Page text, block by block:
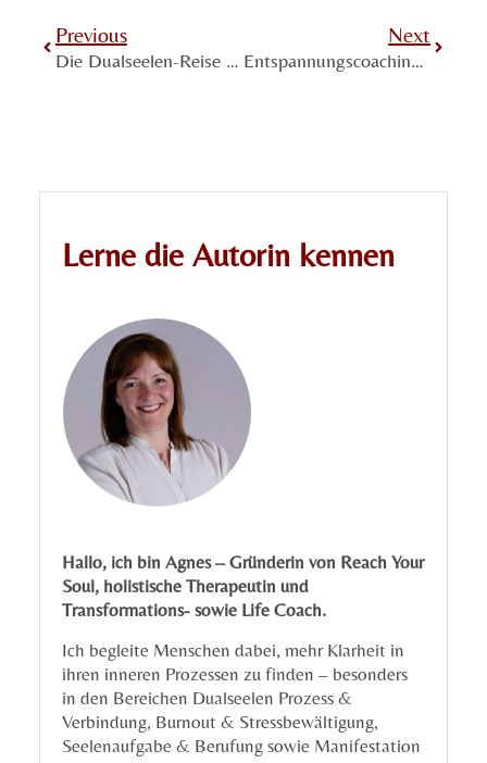
Previous
Die Dualseelen-Reise geht nicht darum, Liebe zu jagen – sondern deine eigene Realität zu erschaffen
Next
Entspannungscoaching – Der ganzheitliche Weg zu innerer Ruhe, Klarheit und Selbstheilung
Lerne die Autorin kennen
Hallo, ich bin Agnes – Gründerin von Reach Your
Soul, holistische Therapeutin und
Transformations- sowie Life Coach.
Ich begleite Menschen dabei, mehr Klarheit in
ihren inneren Prozessen zu finden – besonders
in den Bereichen Dualseelen Prozess &
Verbindung, Burnout & Stressbewältigung,
Seelenaufgabe & Berufung sowie Manifestation